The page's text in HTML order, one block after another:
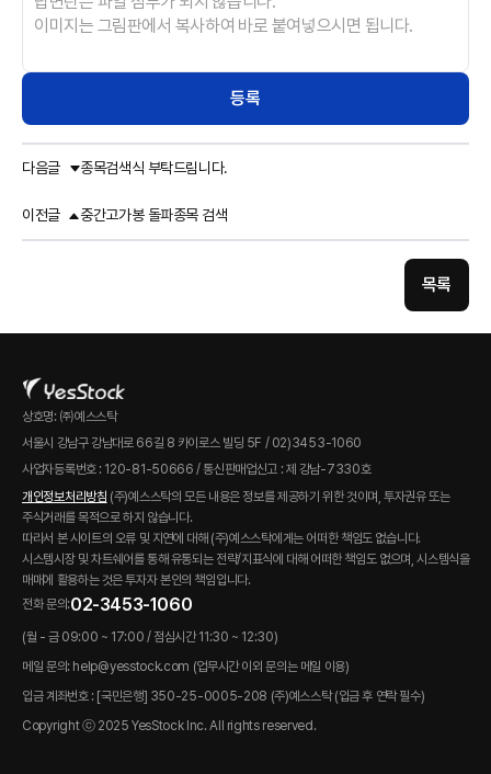
등록
다음글 종목검색식 부탁드림니다.
이전글 중간고가봉 돌파종목 검색
목록
상호명: ㈜예스스탁
서울시 강남구 강남대로 66길 8 카이로스 빌딩 5F / 02)3453-1060
사업자등록번호 : 120-81-50666 / 통신판매업신고 : 제 강남-7330호
개인정보처리방침 (주)예스스탁의 모든 내용은 정보를 제공하기 위한 것이며, 투자권유 또는
주식거래를 목적으로 하지 않습니다.
따라서 본 사이트의 오류 및 지연에 대해 (주)예스스탁에게는 어떠한 책임도 없습니다.
시스템시장 및 차트쉐어를 통해 유통되는 전략/지표식에 대해 어떠한 책임도 없으며, 시스템식을
매매에 활용하는 것은 투자자 본인의 책임입니다.
전화 문의:02-3453-1060
(월 - 금 09:00 ~ 17:00 / 점심시간 11:30 ~ 12:30)
메일 문의: help@yesstock.com (업무시간 이외 문의는 메일 이용)
입금 계좌번호 : [국민은행] 350-25-0005-208 (주)예스스탁 (입금 후 연락 필수)
Copyright ⓒ 2025 YesStock Inc. All rights reserved.